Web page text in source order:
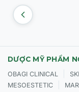
DƯỢC MỸ PHẨM
OBAGI CLINICAL
MESOESTETIC